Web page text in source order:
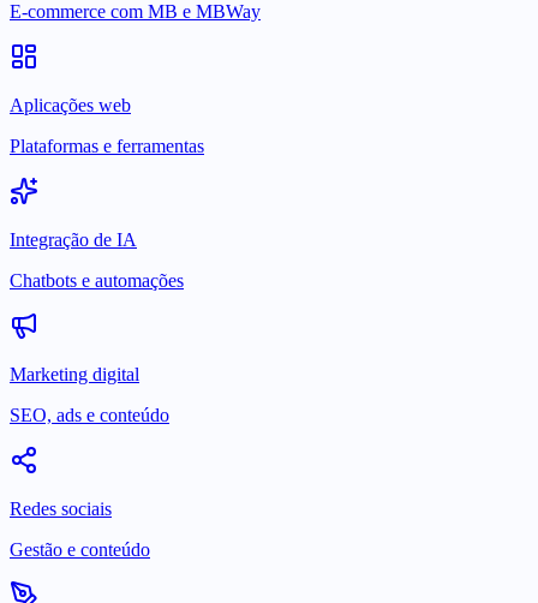
E-commerce com MB e MBWay
Aplicações web
Plataformas e ferramentas
Integração de IA
Chatbots e automações
Marketing digital
SEO, ads e conteúdo
Redes sociais
Gestão e conteúdo